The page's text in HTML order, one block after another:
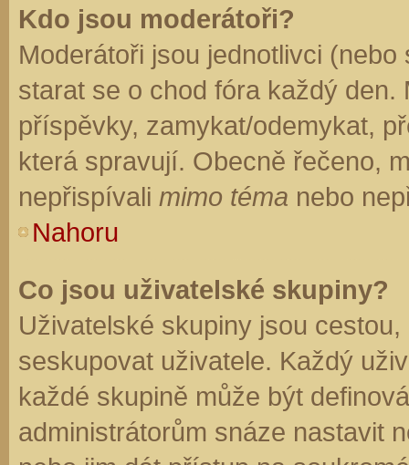
Kdo jsou moderátoři?
Moderátoři jsou jednotlivci
starat se o chod fóra každý
příspěvky, zamykat/odemykat,
která spravují. Obecně řečeno,
nepřispívali mimo téma nebo
Nahoru
Co jsou uživatelské skupiny?
Uživatelské skupiny jsou
seskupovat uživatele. Každý
každé skupině může být
administrátorům snáze nastavit